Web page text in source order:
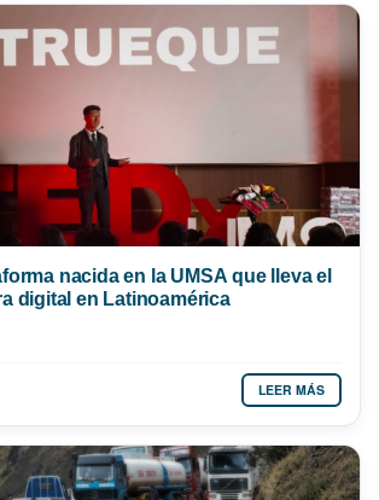
nacida en la UMSA que lleva el
digital en Latinoamérica
LEER MÁS